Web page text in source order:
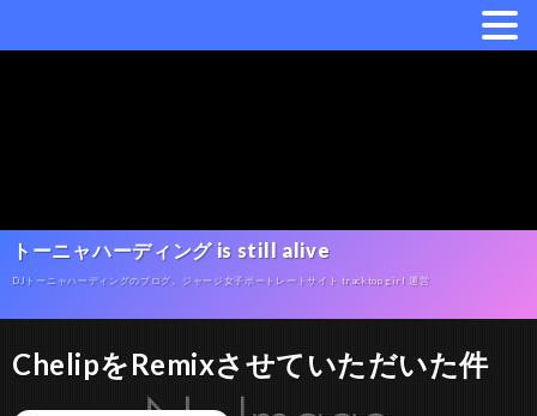
トーニャハーディング is still alive
DJトーニャハーディングのブログ。ジャージ女子ポートレートサイト tracktop girl 運営
ChelipをRemixさせていただいた件